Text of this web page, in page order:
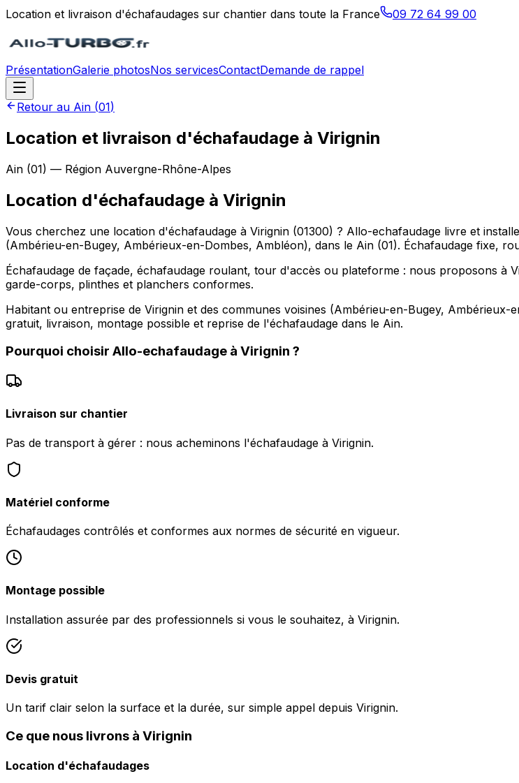
Location et livraison d'échafaudages sur chantier dans toute la France 09 72 64 99 00
PrésentationGalerie photosNos servicesContactDemande de rappel
Retour au Ain (01)
Location et livraison d'échafaudage à Virignin
Ain (01) — Région Auvergne-Rhône-Alpes
Location d'échafaudage à Virignin
Vous cherchez une location d'échafaudage à Virignin (01300) ? Allo-echafaudage livre et
(Ambérieu-en-Bugey, Ambérieux-en-Dombes, Ambléon), dans le Ain (01). Échafaudage fixe,
Échafaudage de façade, échafaudage roulant, tour d'accès ou plateforme : nous proposons à
garde-corps, plinthes et planchers conformes.
Habitant ou entreprise de Virignin et des communes voisines (Ambérieu-en-Bugey,
gratuit, livraison, montage possible et reprise de l'échafaudage dans le Ain.
Pourquoi choisir Allo-echafaudage à Virignin ?
Livraison sur chantier
Pas de transport à gérer : nous acheminons l'échafaudage à Virignin.
Matériel conforme
Échafaudages contrôlés et conformes aux normes de sécurité en vigueur.
Montage possible
Installation assurée par des professionnels si vous le souhaitez, à Virignin.
Devis gratuit
Un tarif clair selon la surface et la durée, sur simple appel depuis Virignin.
Ce que nous livrons à Virignin
Location d'échafaudages